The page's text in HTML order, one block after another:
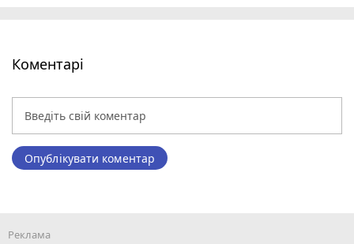
Коментарі
Опублікувати коментар